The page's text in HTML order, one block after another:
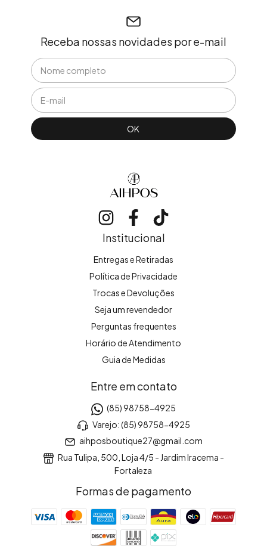
Receba nossas novidades por e-mail
Institucional
Entregas e Retiradas
Política de Privacidade
Trocas e Devoluções
Seja um revendedor
Perguntas frequentes
Horário de Atendimento
Guia de Medidas
Entre em contato
(85) 98758-4925
Varejo: (85) 98758-4925
aihposboutique27@gmail.com
Rua Tulipa, 500, Loja 4/5 - Jardim Iracema -
Fortaleza
Formas de pagamento